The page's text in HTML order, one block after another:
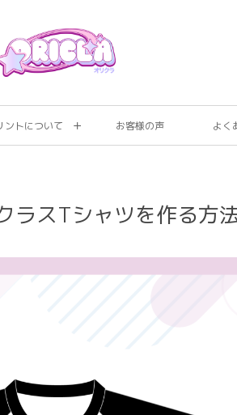
ントについて お客様の声 よく
ラスTシャツを作る方